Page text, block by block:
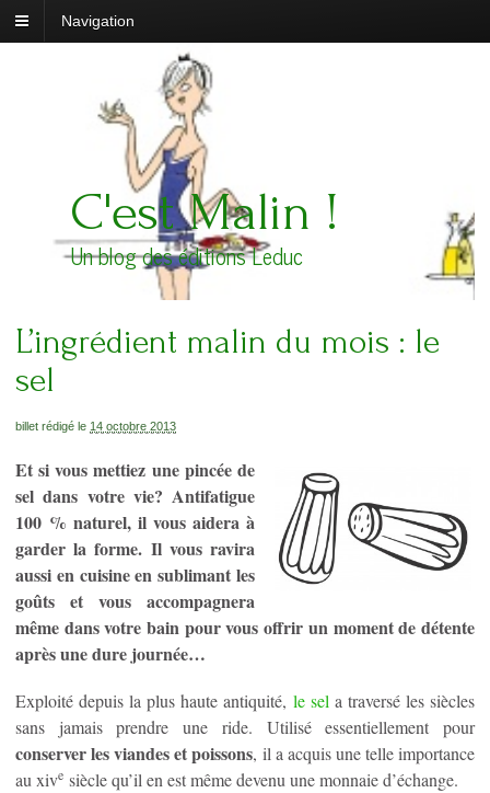
Navigation
C'est Malin !
Un blog des éditions Leduc
L’ingrédient malin du mois : le
sel
billet rédigé le 14 octobre 2013
Et si vous mettiez une pincée de
sel dans votre vie? Antifatigue
100 % naturel, il vous aidera à
garder la forme. Il vous ravira
aussi en cuisine en sublimant les
goûts et vous accompagnera
même dans votre bain pour vous offrir un moment de détente
après une dure journée…
Exploité depuis la plus haute antiquité, le sel a traversé les siècles
sans jamais prendre une ride. Utilisé essentiellement pour
conserver les viandes et poissons, il a acquis une telle importance
au xive siècle qu’il en est même devenu une monnaie d’échange.